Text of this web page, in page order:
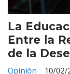
La
Entre la
de la
Opinión 10/02/